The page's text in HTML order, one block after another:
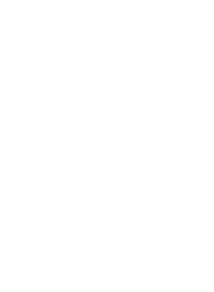
implicados así como a
colaborado con el
desvelar los
En su sentencia,
Audiencia Provincial
cuatro de los
medio de prisión para
todos han sido